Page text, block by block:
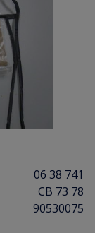
06 38 741
CB 73 78
90530075